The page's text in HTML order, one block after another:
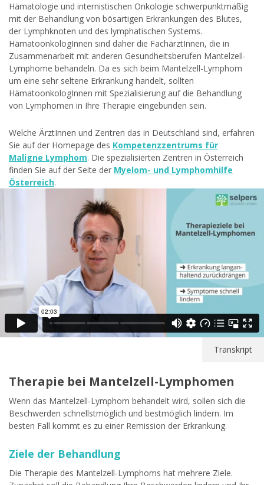
Hämatologie und internistischen Onkologie schwerpunktmäßig
mit der Behandlung von bösartigen Erkrankungen des Blutes,
der Lymphknoten und des lymphatischen Systems.
HämatoonkologInnen sind daher die FachärztInnen, die in
Zusammenarbeit mit anderen Gesundheitsberufen Mantelzell-
Lymphome behandeln. Da es sich beim Mantelzell-Lymphom
um eine sehr seltene Erkrankung handelt, sollten
HämatoonkologInnen mit Spezialisierung auf die Behandlung
von Lymphomen in Ihre Therapie eingebunden sein.
Welche ÄrztInnen und Zentren das in Deutschland sind, erfahren
Sie auf der Homepage des Kompetenzzentrums für
Maligne Lymphom. Die spezialisierten Zentren in Österreich
finden Sie auf der Seite der Myelom- und Lymphomhilfe
Österreich.
Transkript
Therapie bei Mantelzell-Lymphomen
Wenn das Mantelzell-Lymphom behandelt wird, sollen sich die
Beschwerden schnellstmöglich und bestmöglich lindern. Im
besten Fall kommt es zu einer Remission der Erkrankung.
Ziele der Behandlung
Die Therapie des Mantelzell-Lymphoms hat mehrere Ziele.